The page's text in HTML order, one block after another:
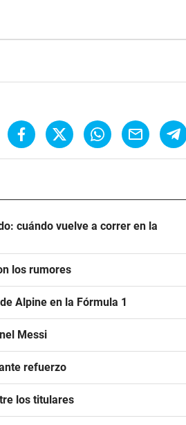
cuándo vuelve a correr en la
los rumores
Alpine en la Fórmula 1
Messi
refuerzo
los titulares